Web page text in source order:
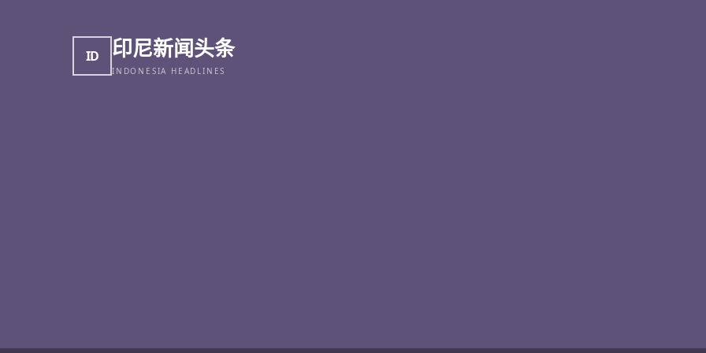
ID 印尼新闻头条
INDONESIA HEADLINES